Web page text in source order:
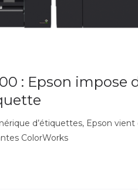
: Epson impose
d’étiquettes, Epson
ColorWorks